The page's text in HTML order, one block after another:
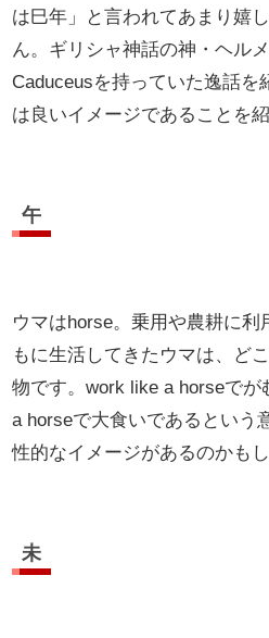
は巳年」と言われてあまり嬉
ん。ギリシャ神話の神・ヘル
Caduceusを持っていた逸話を
は良いイメージであることを
午
ウマはhorse。乗用や農耕に利
もに生活してきたウマは、ど
物です。work like a horseで
a horseで大食いであるという
性的なイメージがあるのかもし
未